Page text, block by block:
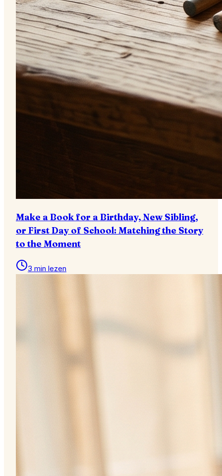
Make a Book for a Birthday, New Sibling,
or First Day of School: Matching the Story
to the Moment
3 min lezen